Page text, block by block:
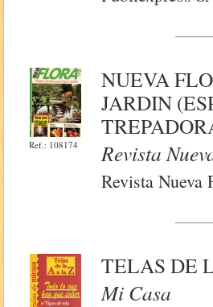
Ref.: 108174
NUEVA
JARDIN
Revista
Revista
TELAS DE
Mi Casa